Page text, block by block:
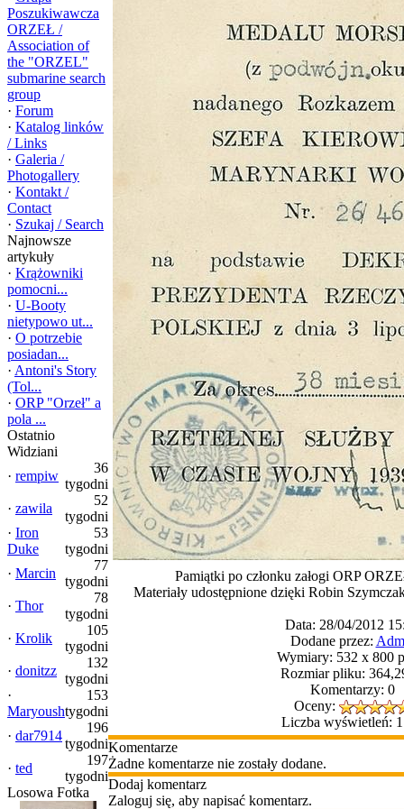
Poszukiwawcza
ORZEŁ /
Association of
the "ORZEL"
submarine search
group
· Forum
· Katalog linków
/ Links
· Galeria /
Photogallery
· Kontakt /
Contact
· Szukaj / Search
Najnowsze
artykuły
· Krążowniki
pomocni...
· U-Booty
nietypowo ut...
· O potrzebie
posiadan...
· Antoni's Story
(Tol...
· ORP "Orzeł" a
pola ...
Ostatnio
Widziani
· rempiw
36
tygodni
· zawila
52
tygodni
· Iron
Duke
53
tygodni
· Marcin
77
tygodni
· Thor
78
tygodni
· Krolik
105
tygodni
· donitzz
132
tygodni
·
Maryoush
153
tygodni
· dar7914
196
tygodni
· ted
197
tygodni
Losowa Fotka
Pamiątki po członku załogi ORP
Materiały udostępnione dzięki Robin
Data: 28/04/2012
Dodane przez:
Wymiary: 532 x 800
Rozmiar pliku:
Komentarzy: 0
Oceny:
Liczba wyświetleń:
Komentarze
Żadne komentarze nie zostały dodane.
Dodaj komentarz
Zaloguj się, aby napisać komentarz.